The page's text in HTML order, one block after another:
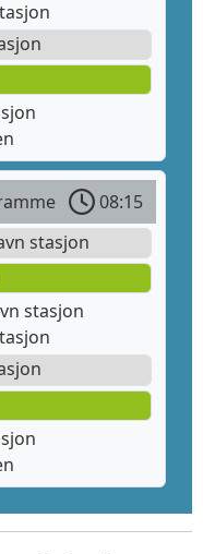
08:15
stasjon
stasjon